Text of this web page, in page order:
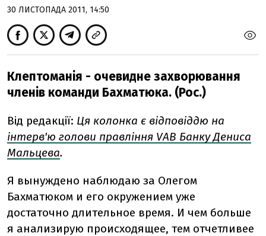
30 ЛИСТОПАДА 2011, 14:50
Клептоманія - очевидне захворювання
членів команди Бахматюка. (Рос.)
Від редакції: Ця колонка є відповіддю на
інтерв'ю голови правління VAB Банку Дениса
Мальцева.
Я вынуждено наблюдаю за Олегом
Бахматюком и его окружением уже
достаточно длительное время. И чем больше
я анализирую происходящее, тем отчетливее